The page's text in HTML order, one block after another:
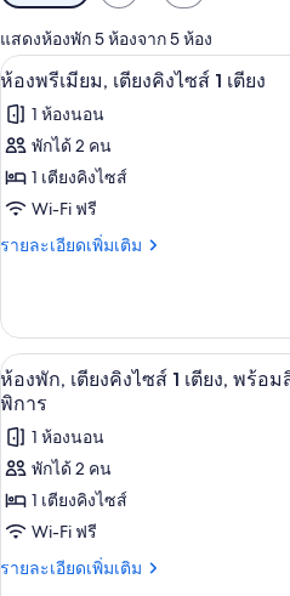
กรอง
ที่
มี
ให้
สำหรับ
ห้อง
พัก
แสดงห้องพัก 5 ห้องจาก 5 ห้อง
เปิด
ภาพถ่าย
ทั้งหมด
ของ
ห้อง
พรีเมียม,
คิง
ไซส์
1
เตียง
6
ห้องพรีเมียม, เตียงคิงไซส์ 1 เตียง
1 ห้องนอน
พักได้ 2 คน
1 เตียงคิงไซส์
Wi-Fi ฟรี
รายละเอียดเพิ่มเติม
ราย
เกี่ยว
กับ
ห้อง
พรีเมียม,
คิง
ไซส์
เตียง
เปิด
ภาพถ่าย
ทั้งหมด
ของ
ห้อง
พัก,
เตียง
5
ห้องพัก, เตียงคิงไซส์ 1 เตียง, พร้
พิการ
1 ห้องนอน
พักได้ 2 คน
1 เตียงคิงไซส์
Wi-Fi ฟรี
รายละเอียดเพิ่มเติม
ราย